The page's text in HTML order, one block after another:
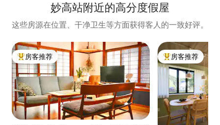
妙高站附近的高分度假屋
这些房源在位置、干净卫生等方面获得客人的一致好评。
热门「房客推荐」
房客推荐 热门「房客推荐」
房客推荐